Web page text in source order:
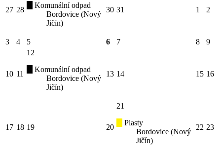
27 28
Komunální odpad
Bordovice (Nový
Jičín)
30 31 1 2
3 4 5 6 7 8 9
10 11
12
Komunální odpad
Bordovice (Nový
Jičín)
13 14 15 16
17 18 19 20
21
Plasty
Bordovice (Nový
Jičín)
22 23